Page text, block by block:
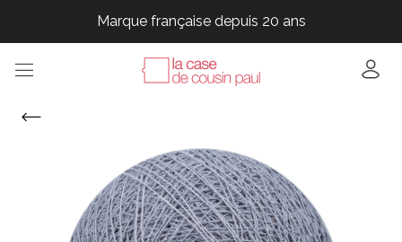
Marque française depuis 20 ans
Marque française depuis 20 ans
Marque française depuis 20 ans